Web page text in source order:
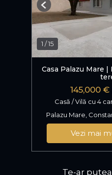
1 /15
Previous
Casa Palazu Mare
145,000 €
Casă / Vilă cu 4
Palazu Mare,
Vezi mai
Te-ar